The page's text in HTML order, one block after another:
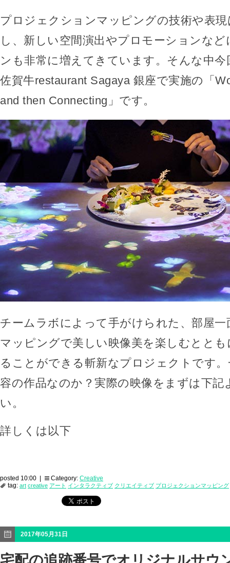
プロジェクションマッピングの技術や表
し、新しい空間演出やプロモーションな
ンも非常に増えてきています。そんな中
佐賀牛restaurant Sagaya 銀座で実施の「
and then Connecting」です。
チームラボによって手がけられた、部屋
マッピングで美しい映像美を楽しむとと
ることができる斬新なプロジェクトです
容の作品なのか？実際の映像をまずは下記
い。
詳しくは以下
posted 10:00 | Category: Creative
tag: art creative アート インタラクティブ クリエイティブ プロジェクションマッピング
2017年05月31日